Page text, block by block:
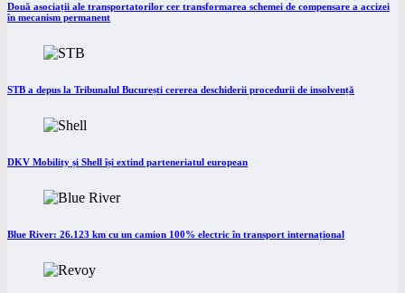
Două asociații ale transportatorilor cer transformarea schemei de compensare a accizei
în mecanism permanent
STB a depus la Tribunalul București cererea deschiderii procedurii de insolvență
DKV Mobility și Shell își extind parteneriatul european
Blue River: 26.123 km cu un camion 100% electric în transport internațional